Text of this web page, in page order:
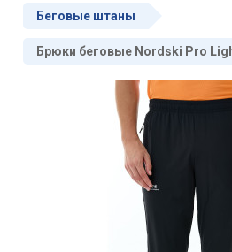
Беговые штаны
Брюки беговые Nordski Pro